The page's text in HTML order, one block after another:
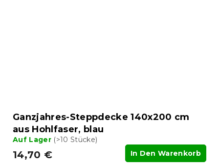
Ganzjahres-Steppdecke 140x200 cm
aus Hohlfaser, blau
Auf Lager (>10 Stücke)
14,70 € In Den Warenkorb